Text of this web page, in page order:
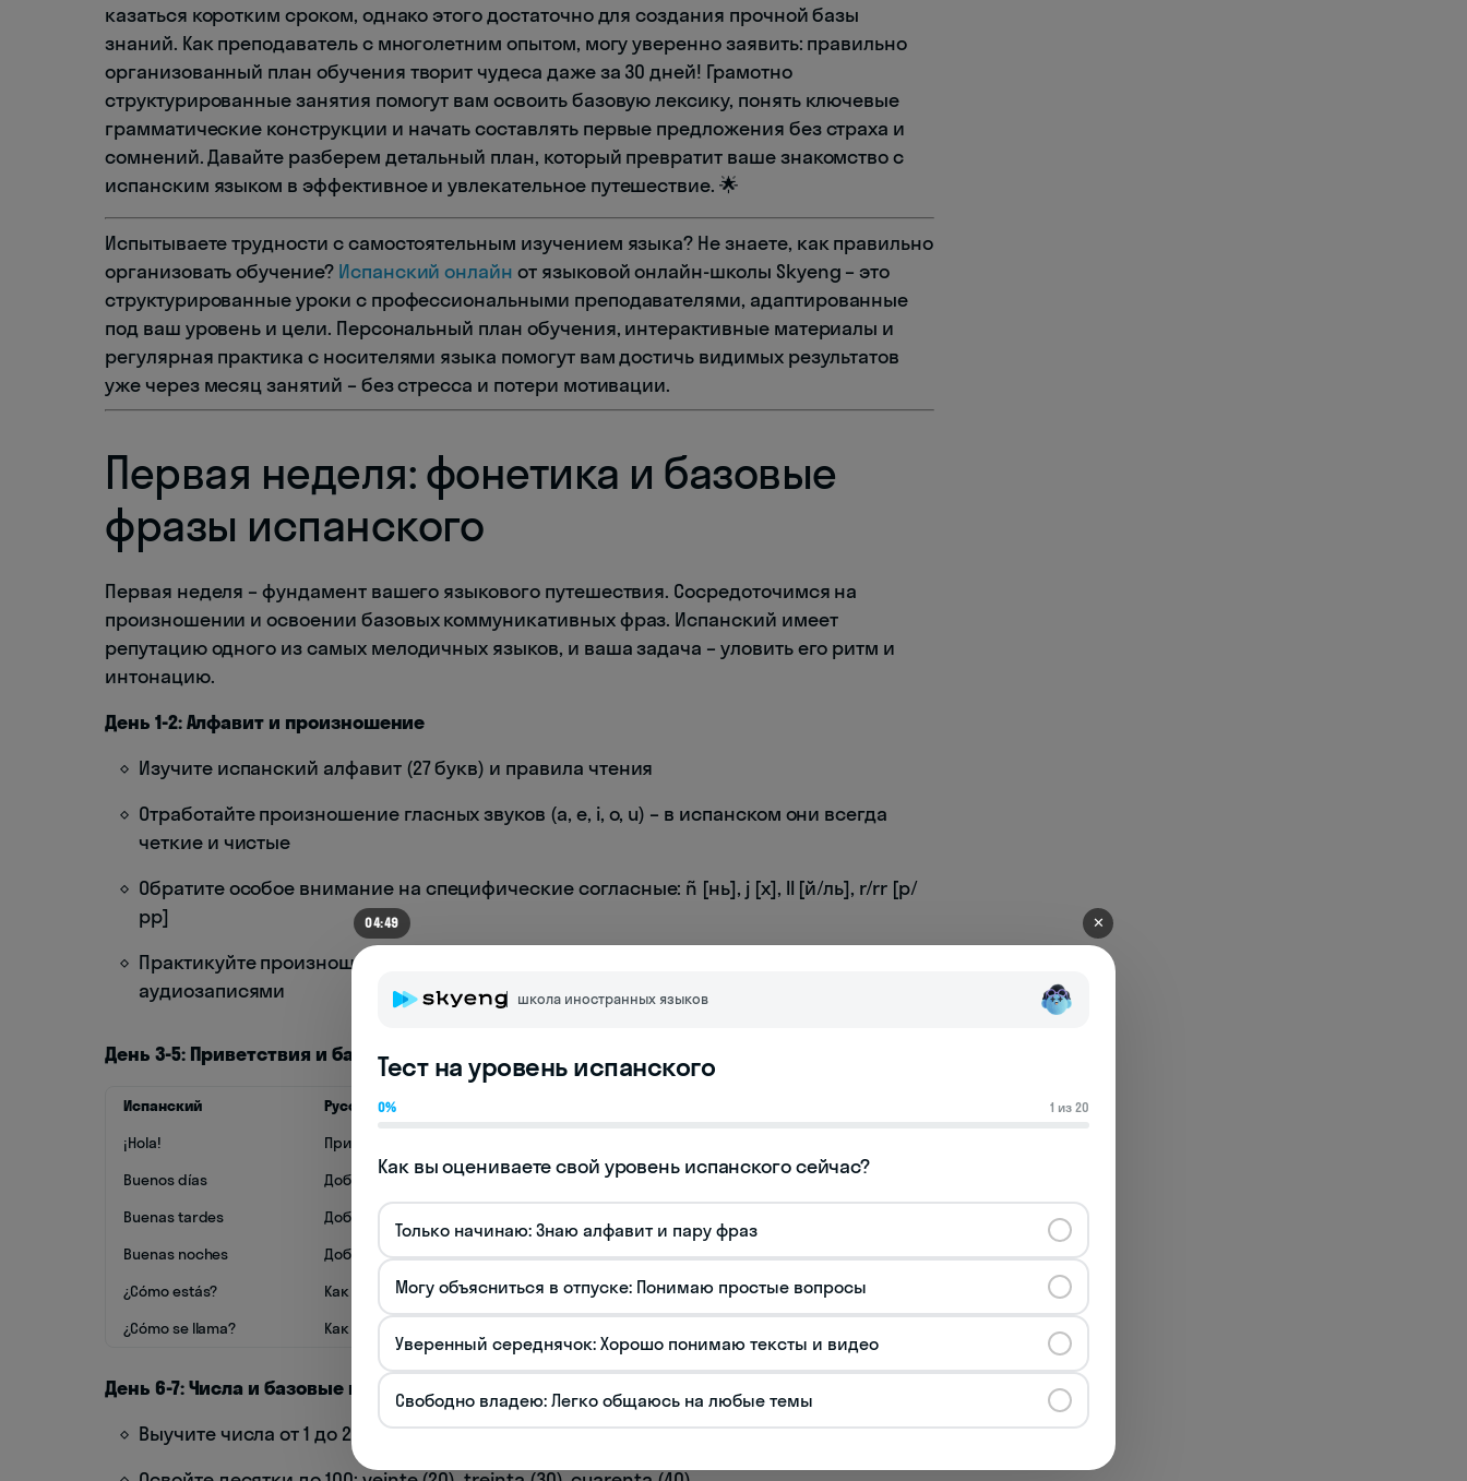
казаться коротким сроком, однако этого достаточно для создания прочной базы
знаний. Как преподаватель с многолетним опытом, могу уверенно заявить: правильно
организованный план обучения творит чудеса даже за 30 дней! Грамотно
структурированные занятия помогут вам освоить базовую лексику, понять ключевые
грамматические конструкции и начать составлять первые предложения без страха и
сомнений. Давайте разберем детальный план, который превратит ваше знакомство с
испанским языком в эффективное и увлекательное путешествие. 🌟
Испытываете трудности с самостоятельным изучением языка? Не знаете, как правильно
организовать обучение? Испанский онлайн от языковой онлайн-школы Skyeng – это
структурированные уроки с профессиональными преподавателями, адаптированные
под ваш уровень и цели. Персональный план обучения, интерактивные материалы и
регулярная практика с носителями языка помогут вам достичь видимых результатов
уже через месяц занятий – без стресса и потери мотивации.
Первая неделя: фонетика и базовые
фразы испанского
Первая неделя – фундамент вашего языкового путешествия. Сосредоточимся на
произношении и освоении базовых коммуникативных фраз. Испанский имеет
репутацию одного из самых мелодичных языков, и ваша задача – уловить его ритм и
интонацию.
День 1-2: Алфавит и произношение
Изучите испанский алфавит (27 букв) и правила чтения
Отработайте произношение гласных звуков (a, e, i, o, u) – в испанском они всегда
четкие и чистые
Обратите особое внимание на специфические согласные: ñ [нь], j [х], ll [й/ль], r/rr [р/
рр]
Практикуйте произношение не менее 20-30 минут в день, повторяя за
аудиозаписями
День 3-5: Приветствия и базовые фразы
Испанский Русский
¡Hola!
Привет!
Buenos días
Доброе утро
Утреннее приветствие (до полудня)
Buenas tardes
Добрый день
Buenas noches
Добрый вечер
Вечернее приветствие (после заката)
¿Cómo estás?
Как дела?
Неформальный вопрос о самочувствии
¿Cómo se llama?
Как вас зовут?
День 6-7: Числа и базовые вопросы
Выучите числа от 1 до 20: uno, dos, tres, cuatro, cinco...
04:43 ✕
школа иностранных языков
Тест на уровень испанского
0% 1 из 20
Как вы оцениваете свой уровень испанского сейчас?
Только начинаю: Знаю алфавит и пару фраз
Могу объясниться в отпуске: Понимаю простые вопросы
Уверенный середнячок: Хорошо понимаю тексты и видео
Свободно владею: Легко общаюсь на любые темы